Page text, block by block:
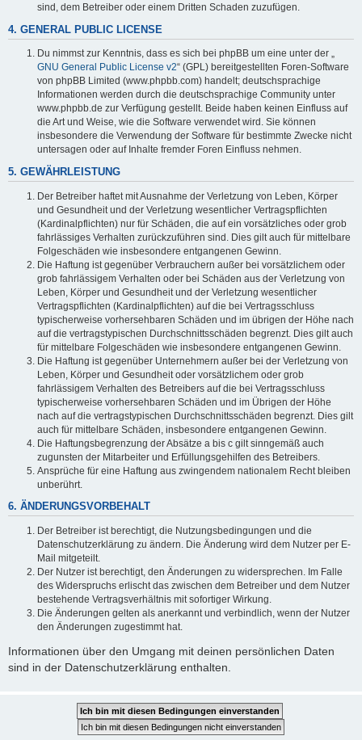
sind, dem Betreiber oder einem Dritten Schaden zuzufügen.
4. GENERAL PUBLIC LICENSE
Du nimmst zur Kenntnis, dass es sich bei phpBB um eine unter der „
GNU General Public License v2“ (GPL) bereitgestellten Foren-Software
von phpBB Limited (www.phpbb.com) handelt; deutschsprachige
Informationen werden durch die deutschsprachige Community unter
www.phpbb.de zur Verfügung gestellt. Beide haben keinen Einfluss auf
die Art und Weise, wie die Software verwendet wird. Sie können
insbesondere die Verwendung der Software für bestimmte Zwecke nicht
untersagen oder auf Inhalte fremder Foren Einfluss nehmen.
5. GEWÄHRLEISTUNG
Der Betreiber haftet mit Ausnahme der Verletzung von Leben, Körper
und Gesundheit und der Verletzung wesentlicher Vertragspflichten
(Kardinalpflichten) nur für Schäden, die auf ein vorsätzliches oder grob
fahrlässiges Verhalten zurückzuführen sind. Dies gilt auch für mittelbare
Folgeschäden wie insbesondere entgangenen Gewinn.
Die Haftung ist gegenüber Verbrauchern außer bei vorsätzlichem oder
grob fahrlässigem Verhalten oder bei Schäden aus der Verletzung von
Leben, Körper und Gesundheit und der Verletzung wesentlicher
Vertragspflichten (Kardinalpflichten) auf die bei Vertragsschluss
typischerweise vorhersehbaren Schäden und im übrigen der Höhe nach
auf die vertragstypischen Durchschnittsschäden begrenzt. Dies gilt auch
für mittelbare Folgeschäden wie insbesondere entgangenen Gewinn.
Die Haftung ist gegenüber Unternehmern außer bei der Verletzung von
Leben, Körper und Gesundheit oder vorsätzlichem oder grob
fahrlässigem Verhalten des Betreibers auf die bei Vertragsschluss
typischerweise vorhersehbaren Schäden und im Übrigen der Höhe
nach auf die vertragstypischen Durchschnittsschäden begrenzt. Dies gilt
auch für mittelbare Schäden, insbesondere entgangenen Gewinn.
Die Haftungsbegrenzung der Absätze a bis c gilt sinngemäß auch
zugunsten der Mitarbeiter und Erfüllungsgehilfen des Betreibers.
Ansprüche für eine Haftung aus zwingendem nationalem Recht bleiben
unberührt.
6. ÄNDERUNGSVORBEHALT
Der Betreiber ist berechtigt, die Nutzungsbedingungen und die
Datenschutzerklärung zu ändern. Die Änderung wird dem Nutzer per E-
Mail mitgeteilt.
Der Nutzer ist berechtigt, den Änderungen zu widersprechen. Im Falle
des Widerspruchs erlischt das zwischen dem Betreiber und dem Nutzer
bestehende Vertragsverhältnis mit sofortiger Wirkung.
Die Änderungen gelten als anerkannt und verbindlich, wenn der Nutzer
den Änderungen zugestimmt hat.
Informationen über den Umgang mit deinen persönlichen Daten
sind in der Datenschutzerklärung enthalten.